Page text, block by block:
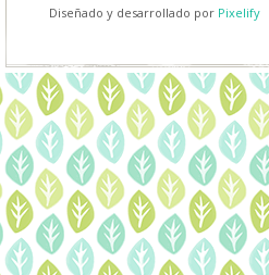
Diseñado y desarrollado por Pixelify